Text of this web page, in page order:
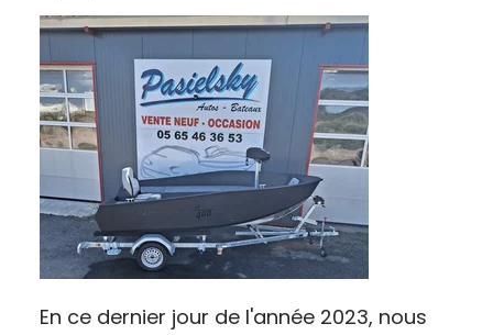
En ce dernier jour de l'année 2023, nous